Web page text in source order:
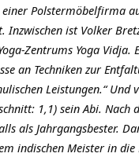
Polstermöbelfirma
ist Volker
Zentrums Yoga
an Techniken zur
Leistungen.“
1,1) sein Abi.
als Jahrgangsbester.
indischen Meister in